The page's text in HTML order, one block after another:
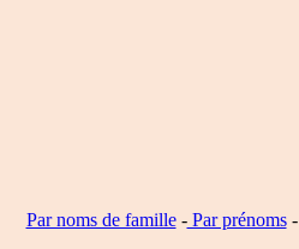
Par noms de famille-Par prénoms-